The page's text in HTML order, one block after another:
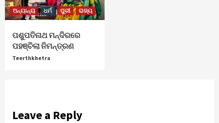
ଅନ୍ୟାନ୍ୟ ଧର୍ମ ପୁରୀ ରାଜ୍ୟ
ପଶୁପତିନାଥ ମନ୍ଦିରରେ
ପହଞ୍ଚିଲା ନିମନ୍ତ୍ରଣ
Teerthkhetra
Leave a Reply